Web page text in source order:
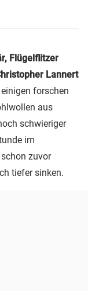
Flügelflitzer
Lannert
forschen
aus
schwieriger
im
zuvor
tiefer sinken.